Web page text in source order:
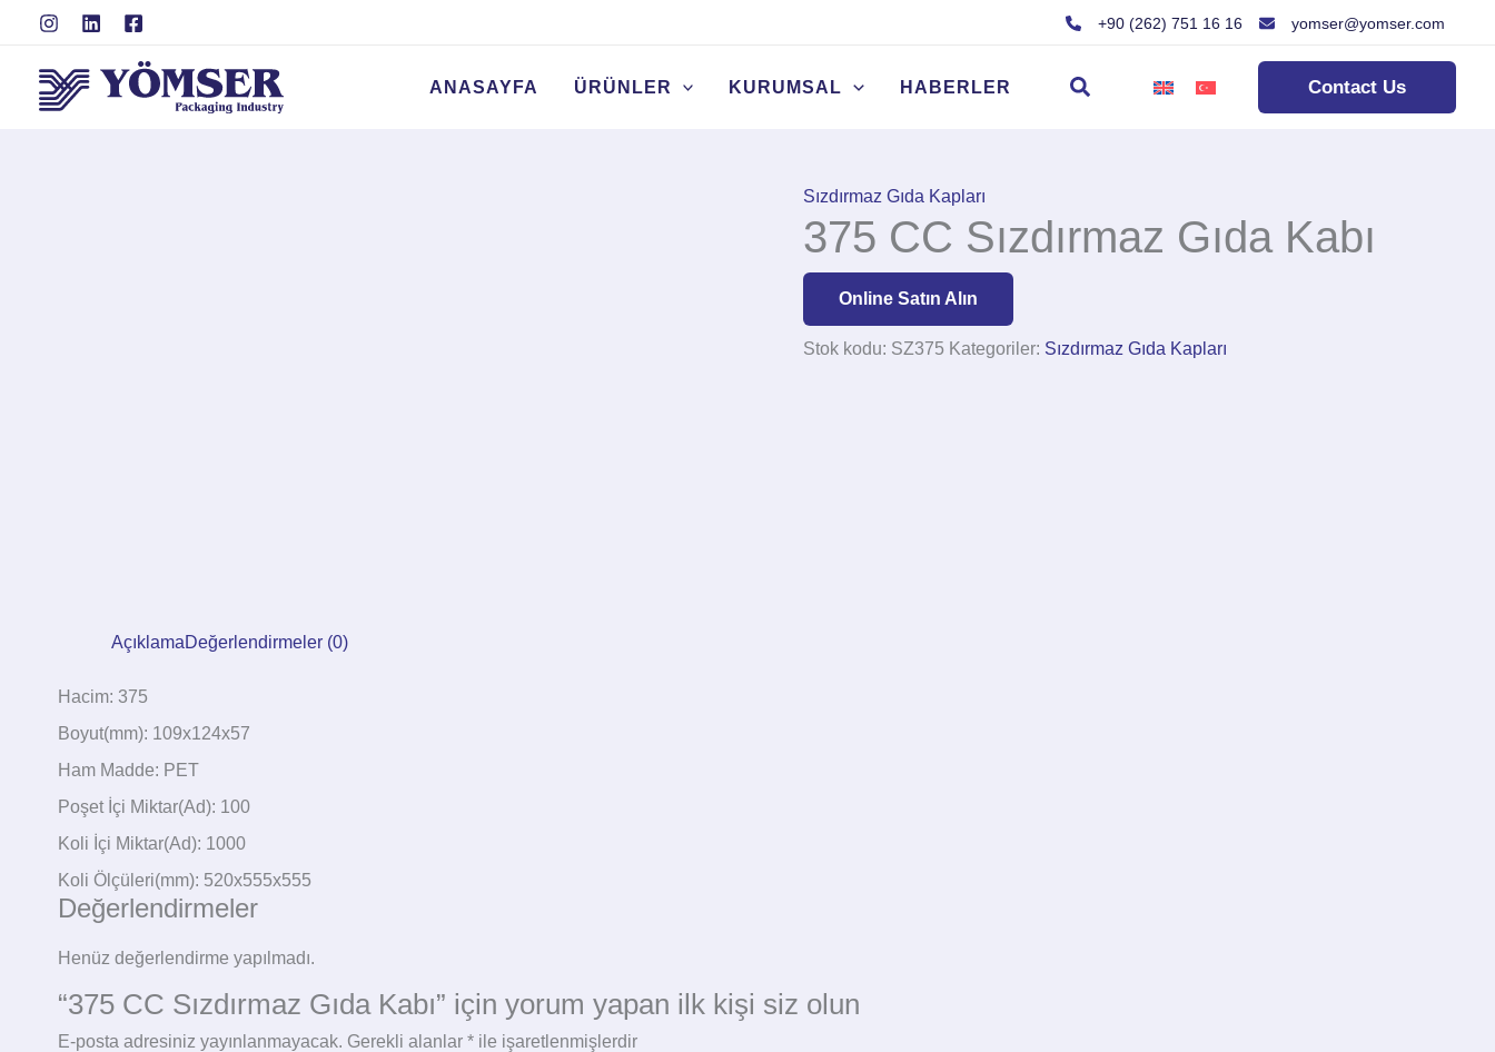
İçeriğe
+90 (262) 751 16 16 yomser@yomser.com
ANASAYFA ÜRÜNLER KURUMSAL HABERLER Arama Contact Us
Sızdırmaz Gıda Kapları
375 CC Sızdırmaz Gıda Kabı
Online Satın Alın
Stok kodu: SZ375 Kategoriler: Sızdırmaz Gıda Kapları
AçıklamaDeğerlendirmeler (0)
Hacim: 375
Boyut(mm): 109x124x57
Ham Madde: PET
Poşet İçi Miktar(Ad): 100
Koli İçi Miktar(Ad): 1000
Koli Ölçüleri(mm): 520x555x555
Değerlendirmeler
Henüz değerlendirme yapılmadı.
“375 CC Sızdırmaz Gıda Kabı” için yorum yapan ilk kişi siz olun
E-posta adresiniz yayınlanmayacak. Gerekli alanlar * ile işaretlenmişlerdir